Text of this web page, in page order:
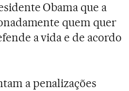
Obama que a
quem quer
a vida e de acordo
a penalizações